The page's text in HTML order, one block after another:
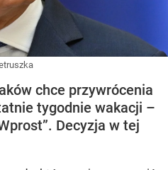
chce przywrócenia
tygodnie wakacji –
Decyzja w tej